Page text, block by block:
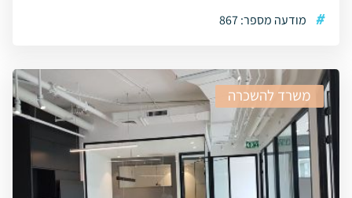
# מודעה מספר: 867
משרד להשכרה